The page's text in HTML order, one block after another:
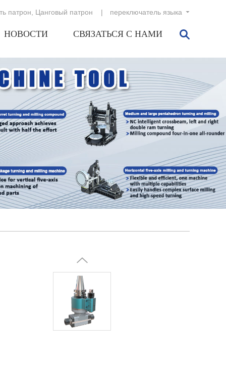
переключатель языка
патрон Цанговый патрон
НОВОСТИ СВЯЗАТЬСЯ С НАМИ